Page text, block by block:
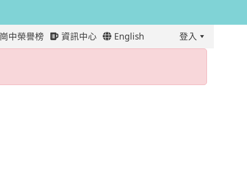
崗中榮譽榜 資訊中心 English 登入